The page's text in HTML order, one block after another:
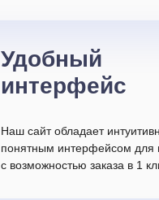
Удобный
интерфейс
Наш сайт обладает
понятным интерфейсом для
с возможностью заказа в 1